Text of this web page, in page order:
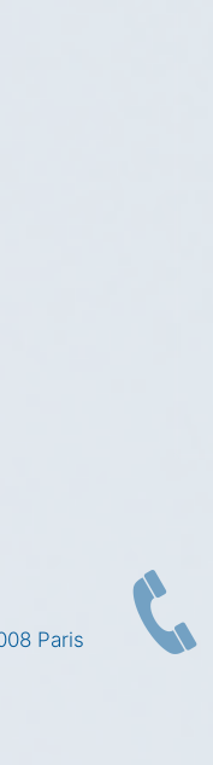
Paris